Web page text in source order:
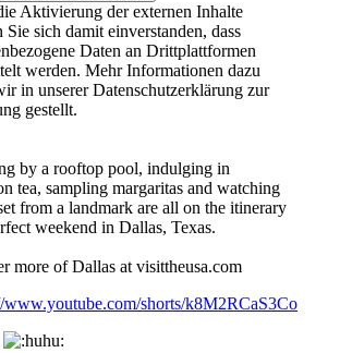
Aktivierung der externen Inhalte
Sie sich damit einverstanden, dass
Daten an Drittplattformen
werden. Mehr Informationen dazu
in unserer Datenschutzerklärung zur
gestellt.
by a rooftop pool, indulging in
tea, sampling margaritas and watching
from a landmark are all on the itinerary
weekend in Dallas, Texas.
more of Dallas at visittheusa.com
www.youtube.com/shorts/k8M2RCaS3Co